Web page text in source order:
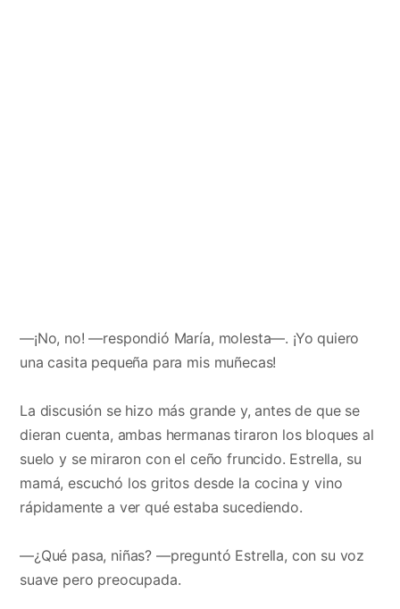
—¡No, no! —respondió María, molesta—. ¡Yo quiero
una casita pequeña para mis muñecas!
La discusión se hizo más grande y, antes de que se
dieran cuenta, ambas hermanas tiraron los bloques al
suelo y se miraron con el ceño fruncido. Estrella, su
mamá, escuchó los gritos desde la cocina y vino
rápidamente a ver qué estaba sucediendo.
—¿Qué pasa, niñas? —preguntó Estrella, con su voz
suave pero preocupada.